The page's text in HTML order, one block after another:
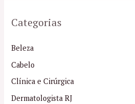
Categorias
Beleza
Cabelo
Clínica e Cirúrgica
Dermatologista RJ